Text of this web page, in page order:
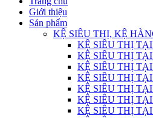
Giới thiệu
Sản phẩm
KỆ SIÊU THỊ, KỆ
KỆ SIÊU THỊ
KỆ SIÊU THỊ
KỆ SIÊU THỊ
KỆ SIÊU THỊ
KỆ SIÊU THỊ
KỆ SIÊU THỊ
KỆ SIÊU THỊ